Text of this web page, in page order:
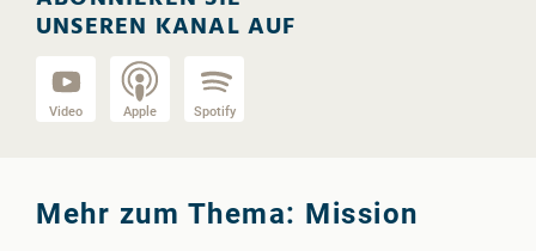
UNSEREN KANAL AUF
Video Apple Spotify
Mehr zum Thema: Mission